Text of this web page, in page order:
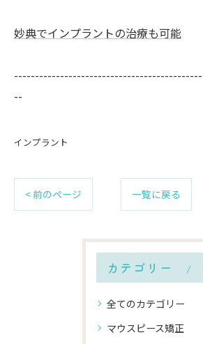
妙典でインプラントの治療も可能
--
インプラント
< 前のページ 一覧に戻る
カテゴリー
全てのカテゴリー
マウスピース矯正